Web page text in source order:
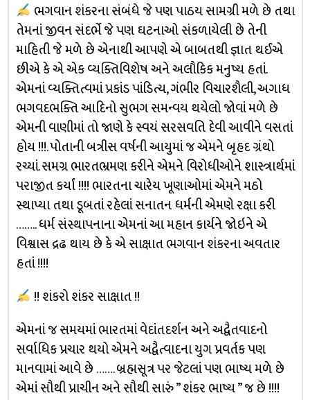
ભગવાન શંકરના સંબંધે જે પણ પાઠય સામગ્રી મળે છે તથા
તેમનાં જીવન સંદર્ભે જે પણ ઘટનાઓ સંકળાયેલી છે તેની
માહિતી જે મળે છે એનાથી આપણે એ બાબતથી જ્ઞાત થઈએ
છીએ કે એ એક વ્યક્તિવિશેષ અને અલૌકિક મનુષ્ય હતાં.
એમનાં વ્યક્તિત્વમાં પ્રકાંડ પાંડિત્ય, ગંભીર વિચારશૈલી, અગાધ
ભગવદભક્તિ આદિનો સુભગ સમન્વય થયેલો જોવાં મળે છે
એમની વાણીમાં તો જાણે કે સ્વયં સરસવતિ દેવી આવીને વસતાં
હોય !!!. પોતાની બત્રીસ વર્ષની આયુમાં જ એમને બૃહદ ગ્રંથો
રચ્યાં. સમગ્ર ભારતભ્રમણ કરીને એમને વિરોધીઓને શાસ્ત્રાર્થમાં
પરાજીત કર્યાં !!!! ભારતના ચારેય ખૂણાઓમાં એમને મઠો
સ્થાપ્યા તથા ડૂબતાં રહેલાં સનાતન ધર્મની એમણે રક્ષા કરી
…….. ધર્મ સંસ્થાપનાના એમનાં આ મહાન કાર્યને જોઇને એ
વિશ્વાસ દ્રઢ થાય છે કે એ સાક્ષાત ભગવાન શંકરના અવતાર
હતાં !!!!
!! શંકરો શંકર સાક્ષાત !!
એમનાં જ સમયમાં ભારતમાં વેદાંતદર્શન અને અદ્વૈતવાદનો
સર્વાધિક પ્રચાર થયો એમને અદ્વૈત્વાદના યુગ પ્રવર્તક પણ
માનવામાં આવે છે ……. બ્રહ્મસૂત્ર પર જેટલાં પણ ભાષ્ય મળે છે
એમાં સૌથી પ્રાચીન અને સૌથી સારું ” શંકર ભાષ્ય ” જ છે !!!!